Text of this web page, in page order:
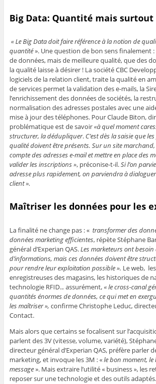
Big Data: Quantité mais
« Le Big Data doit faire référence à la notion de
quantité». Une question de bon sens finalement
de données, mais de meilleure qualité, que des
la qualité laisse à désirer ! La société CBC
logiciels de la relation client, traite la qualité en
de services permet la validation des e-mails, la
l’enrichissement des données de sociétés, la
normalisation des adresses postales avec une
mise à jour des téléphones. Pour Claude Biton,
problématique est de savoir«à quel moment
structurer, la dédupliquer. C’est dès la saisie que
qualité doivent être présents. Sur un site
compte des adresses e-mail et mettre en place des
valider les inscriptions », préconise-t-il.Si l’on
adresse plus rapidement, on parviendra à
client ».
Maîtriser les données pour les
La finalité ne change pas : « transformer des
données marketing efficientes, répète Stéphane
général d’Experian QAS.Les marketeurs ont
d’informations, mais ces données doivent être
pour rendre leur exploitation possible ». Le web,
enregistreuses des magasins, les historiques de
technologie RFID... assurément,« le cross-canal
quantités énormes de données, ce qui met en
les maîtriser », confirme Christophe Leduc,
Contact.
Mais alors que certains se focalisent sur
parlent des 3V (vitesse, volume, variété),
directeur général d’Experian QAS, préfère parler
marketing, et invoque les 3M : «le bon moment,
message». Mais extraire l’utilité « business », les
reposer sur une technologie et des outils adaptés.